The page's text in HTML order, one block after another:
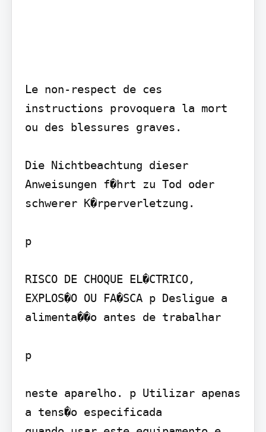
Le non-respect de ces
instructions provoquera la mort
ou des blessures graves.
Die Nichtbeachtung dieser
Anweisungen f�hrt zu Tod oder
schwerer K�rperverletzung.
p
RISCO DE CHOQUE EL�CTRICO,
EXPLOS�O OU FA�SCA p Desligue a
alimenta��o antes de trabalhar
p
neste aparelho. p Utilizar apenas
a tens�o especificada